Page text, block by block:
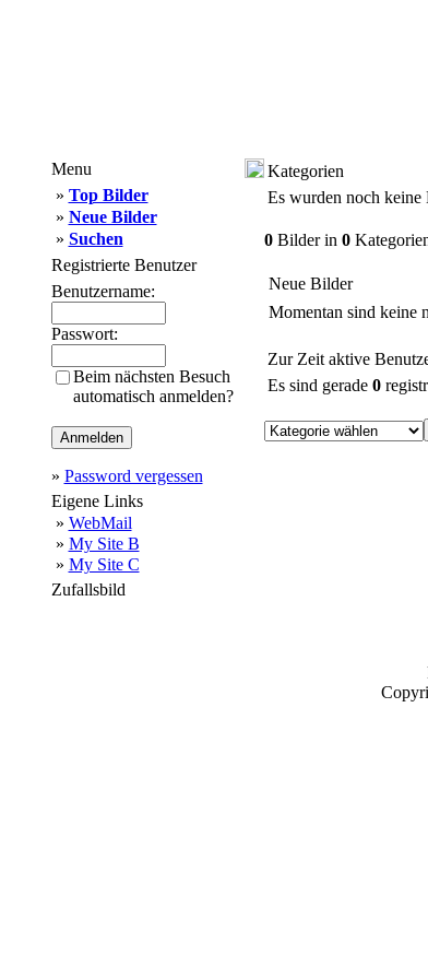
Menu
» Top Bilder
» Neue Bilder
» Suchen
Registrierte Benutzer
Benutzername:
Passwort:
Beim nächsten Besuch
automatisch anmelden?
» Password vergessen
Eigene Links
» WebMail
» My Site B
» My Site C
Zufallsbild
Kategorien
Es wurden noch keine
0Bilder in 0
Neue Bilder
Momentan sind keine
Zur Zeit aktive
Es sind gerade 0